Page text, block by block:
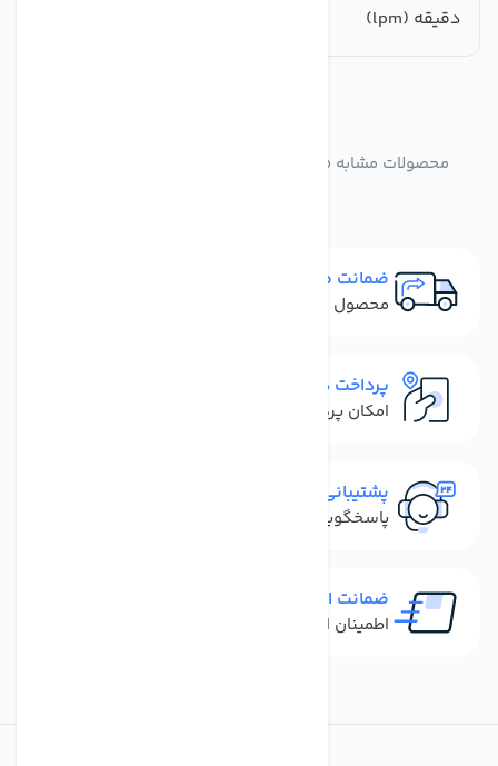
دقیقه (lpm)
محصولات مشابه فیلتر یخچال ساید بای ساید مدل LB2700
ضمانت مرجوعی
محصول نباید آسیب دیده باشد
پرداخت در محل
امکان پرداخت کل فاکتور در محل
پشتیبانی سریع
پاسخگویی سریع به تماس‌ها و پیام‌ها
ضمانت اصل بودن کالا
اطمینان از خرید کالای اورجینال